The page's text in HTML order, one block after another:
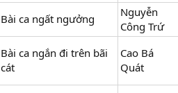
Bài ca ngất ngưởng
Nguyễn
Công Trứ
Bài ca ngắn đi trên bãi
cát
Cao Bá
Quát